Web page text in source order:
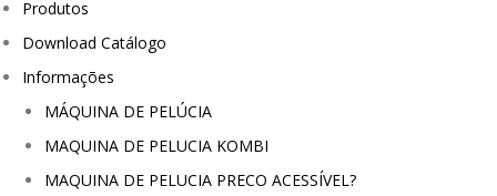
Produtos
Download Catálogo
Informações
MÁQUINA DE PELÚCIA
MAQUINA DE PELUCIA KOMBI
MAQUINA DE PELUCIA PRECO ACESSÍVEL?